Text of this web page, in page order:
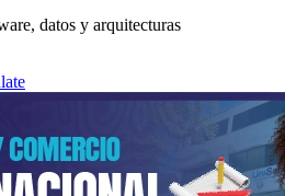
datos y arquitecturas